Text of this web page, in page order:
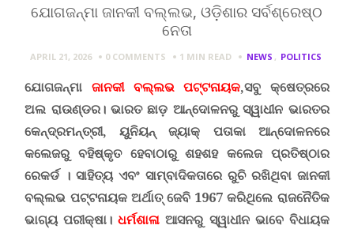
ଯୋଗଜନ୍ମା ଜାନକୀ ବଲ୍ଲଭ, ଓଡ଼ିଶାର ସର୍ବଶ୍ରେଷ୍ଠ
ନେତା
APRIL 21, 2026 0 COMMENTS 1 MIN READ NEWS , POLITICS
ଯୋଗଜନ୍ମା ଜାନକୀ ବଲ୍ଲଭ ପଟ୍ଟନାୟକ,ସବୁ କ୍ଷେତ୍ରରେ
ଅଲ ରାଉଣ୍ଡର। ଭାରତ ଛାଡ଼ ଆନ୍ଦୋଳନରୁ ସ୍ୱାଧୀନ ଭାରତର
କେନ୍ଦ୍ରମନ୍ତ୍ରୀ, ୟୁନିୟନ୍ ଜ୍ୟାକ୍ ପତାକା ଆନ୍ଦୋଳନରେ
କଲେଜରୁ ବହିଷ୍କୃତ ହେବାଠାରୁ ଶହଶହ କଲେଜ ପ୍ରତିଷ୍ଠାର
ରେକର୍ଡ ।ସାହିତ୍ୟ ଏବଂ ସାମ୍ବାଦିକତାରେ ରୁଚି ରଖିଥିବା ଜାନକୀ
ବଲ୍ଲଭ ପଟ୍ଟନାୟକ ଅର୍ଥାତ୍ ଜେବି 1967 କରିଥିଲେ ରାଜନୈତିକ
ଭାଗ୍ୟ ପରୀକ୍ଷା। ଧର୍ମଶାଳା ଆସନରୁ ସ୍ୱାଧୀନ ଭାବେ ବିଧାୟକ